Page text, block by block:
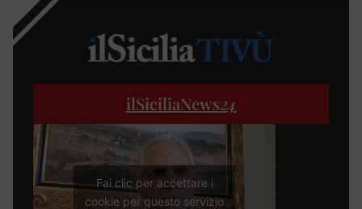
ilSiciliaNews24
Fai clic per accettare i
cookie per questo servizio